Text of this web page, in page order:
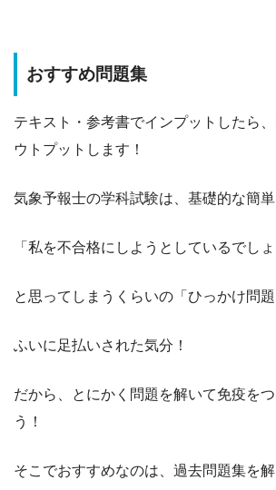
おすすめ問題集
テキスト・参考書でインプットしたら
ウトプットします！
気象予報士の学科試験は、基礎的な簡
「私を不合格にしようとしているでしょ
と思ってしまうくらいの「ひっかけ問題
ふいに足払いされた気分！
だから、とにかく問題を解いて免疫を
う！
そこでおすすめなのは、過去問題集を解